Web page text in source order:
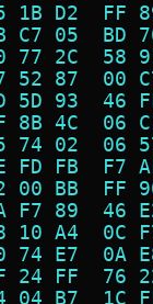
1B D2  FF
C7 05  BD
77 2C  58
52 87  00
5D 93  46
8B 4C  06
74 02  06
FD FB  F7
00 BB  FF
F7 89  46
10 A4  0C
74 E7  0A
24 FF  76
04 B7  1C